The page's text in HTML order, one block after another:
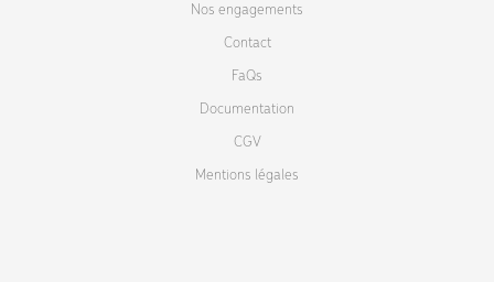
Nos engagements
Contact
FaQs
Documentation
CGV
Mentions légales